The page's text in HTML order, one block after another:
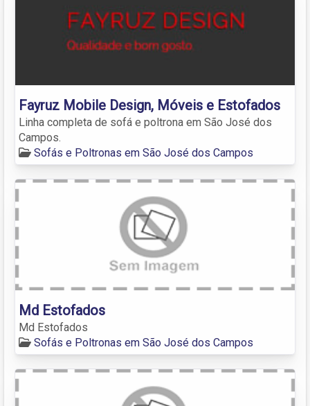
Fayruz Mobile Design, Móveis e Estofados
Linha completa de sofá e poltrona em São José dos
Campos.
Sofás e Poltronas em São José dos Campos
Md Estofados
Md Estofados
Sofás e Poltronas em São José dos Campos